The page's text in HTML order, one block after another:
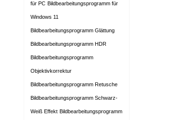
für PC Bildbearbeitungsprogramm für
Windows 11
Bildbearbeitungsprogramm Glättung
Bildbearbeitungsprogramm HDR
Bildbearbeitungsprogramm
Objektivkorrektur
Bildbearbeitungsprogramm Retusche
Bildbearbeitungsprogramm Schwarz-
Weiß Effekt Bildbearbeitungsprogramm